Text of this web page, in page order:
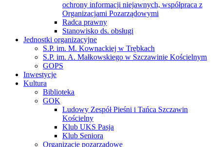
ochrony informacji niejawnych, współpraca z
Organizacjami Pozarządowymi
Radca prawny
Stanowisko ds. obsługi
Jednostki organizacyjne
S.P. im. M. Kownackiej w Trębkach
S.P. im. A. Małkowskiego w Szczawinie Kościelnym
GOPS
Inwestycje
Kultura
Biblioteka
GOK
Ludowy Zespół Pieśni i Tańca Szczawin
Kościelny
Klub UKS Pasja
Klub Seniora
Organizacje pozarządowe